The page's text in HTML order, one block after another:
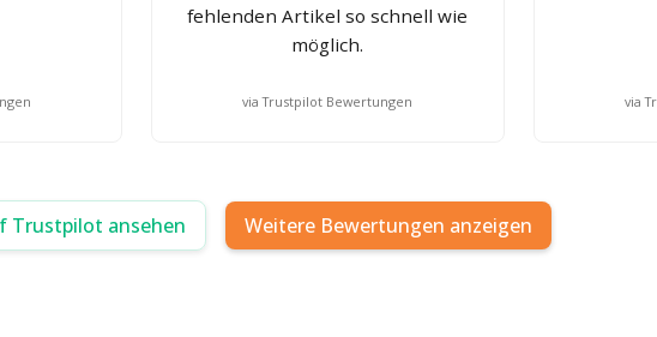
fehlenden Artikel so schnell wie
möglich.
via Trustpilot Bewertungen via
Trustpilot ansehen Weitere Bewertungen anzeigen